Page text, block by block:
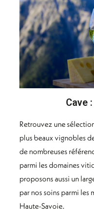
Cave
Retrouvez une
plus beaux vignobles
de nombreuses
parmi les domaines
proposons aussi un
par nos soins parmi les
Haute-Savoie.